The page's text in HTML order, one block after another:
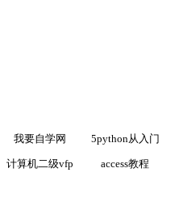
我要自学网 5python从入门
计算机二级vfp access教程